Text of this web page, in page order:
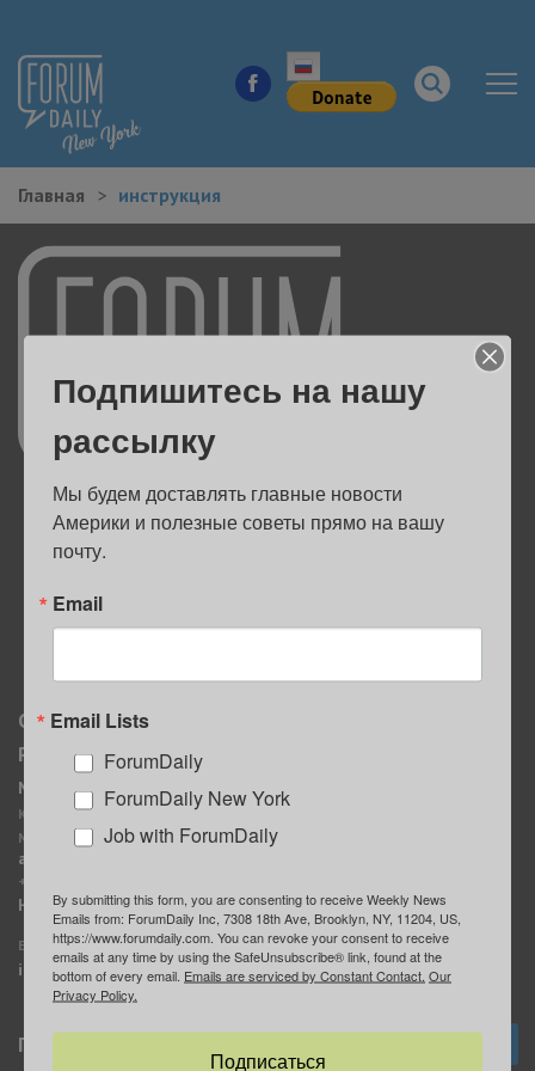
НОВОСТИ ГОРОДА
КУДА ПОЙТИ В ГОРОДЕ
ЗДОРОВЬЕ
РАБОТА И БИЗНЕС
ЖИЛЬЕ
ОБРАЗОВАНИЕ
Главная инструкция
О нас
Реклама
MediaKit
Контактное лицо:
Марина Баранчук
ad@forumdaily.com
+1 347-604-1261
Наши рекламодатели
E-mail редакции:
info@forumdaily.com
Группа “ИЩУ СОВЕТА”
ForumDaily
Подписка
Подпишитесь на нашу
рассылку
Мы будем доставлять главные новости
Америки и полезные советы прямо на вашу
почту.
Email
Email Lists
ForumDaily
ForumDaily New York
Job with ForumDaily
By submitting this form, you are consenting to receive Weekly News
Emails from: ForumDaily Inc, 7308 18th Ave, Brooklyn, NY, 11204, US,
https://www.forumdaily.com. You can revoke your consent to receive
emails at any time by using the SafeUnsubscribe® link, found at the
bottom of every email. Emails are serviced by Constant Contact. Our
Privacy Policy.
Подписаться